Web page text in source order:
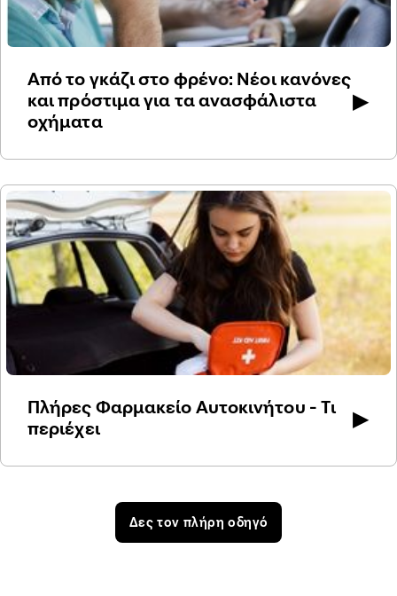
Από το γκάζι στο φρένο: Νέοι κανόνες
και πρόστιμα για τα ανασφάλιστα
οχήματα
▶
Πλήρες Φαρμακείο Αυτοκινήτου - Τι
περιέχει
▶
Δες τον πλήρη οδηγό